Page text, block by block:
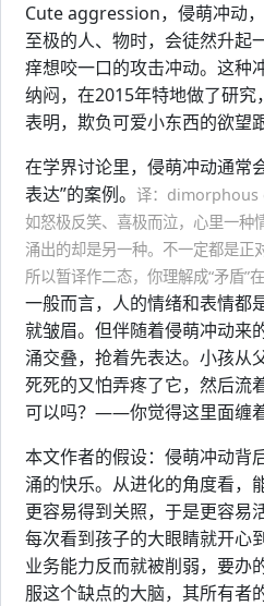
Cute aggression，侵萌冲动
至极的人、物时，会徒然升起
痒想咬一口的攻击冲动。这种
纳闷，在2015年特地做了研
表明，欺负可爱小东西的欲望
在学界讨论里，侵萌冲动通常
表达”的案例。 译：dimorphous
如怒极反笑、喜极而泣，心里一种
涌出的却是另一种。不一定都是正
所以暂译作二态，你理解成“矛盾”
一般而言，人的情绪和表情都
就皱眉。但伴随着侵萌冲动来
涌交叠，抢着先表达。小孩从
死死的又怕弄疼了它，然后流
可以吗？——你觉得这里面缠
本文作者的假设：侵萌冲动背
涌的快乐。从进化的角度看，
更容易得到关照，于是更容易
每次看到孩子的大眼睛就开心
业务能力反而就被削弱，要办
服这个缺点的大脑，其所有者